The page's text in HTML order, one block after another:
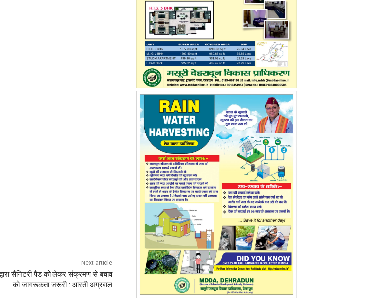
Next article
सैनिटरी पैड को लेकर संक्रमण से बचाव
को जागरूकता जरूरी : आरती अग्रवाल